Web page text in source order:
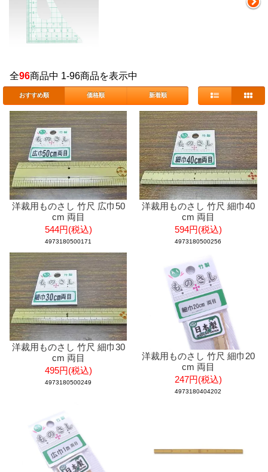
全96商品中 1-96商品を表示中
おすすめ順 価格順 新着順
洋裁用ものさし 竹尺 広巾50
cm 両目
544円(税込)
4973180500171
洋裁用ものさし 竹尺 細巾40
cm 両目
594円(税込)
4973180500256
洋裁用ものさし 竹尺 細巾30
cm 両目
495円(税込)
4973180500249
洋裁用ものさし 竹尺 細巾20
cm 両目
247円(税込)
4973180404202